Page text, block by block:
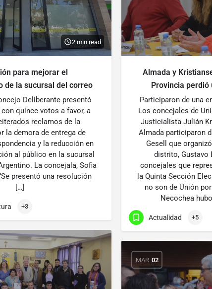
2 min read
para mejorar el
de la sucursal del correo
Deliberante presentó
quince votos a favor, a
reclamos de la
la demora de entrega de
y la reducción en
al público en la sucursal
La concejala, Sofia
presentó una resolución
[…]
+3
Almada y
Provincia perdió
Participaron de una
Los concejales de
Justicialista Julián
Almada participaron
Gesell que
distrito, Gustavo
concejales que
la Quinta Sección
no son de Unión
Necochea
Actualidad +5
MAR 02